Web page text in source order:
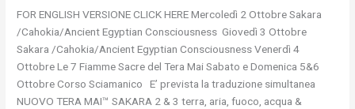
FOR ENGLISH VERSIONE CLICK HERE Mercoledì 2 Ottobre Sakara
/Cahokia/Ancient Egyptian Consciousness Giovedì 3 Ottobre
Sakara /Cahokia/Ancient Egyptian Consciousness Venerdì 4
Ottobre Le 7 Fiamme Sacre del Tera Mai Sabato e Domenica 5&6
Ottobre Corso Sciamanico E’ prevista la traduzione simultanea
NUOVO TERA MAI™ SAKARA 2 & 3 terra, aria, fuoco, acqua &